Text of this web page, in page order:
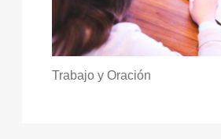
Trabajo y Oración